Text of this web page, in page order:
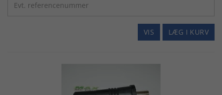
LÆG I KURV
VIS